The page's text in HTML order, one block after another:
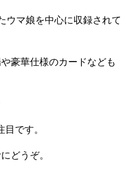
ウマ娘を中心に収録されて
豪華仕様のカードなども
です。
どうぞ。